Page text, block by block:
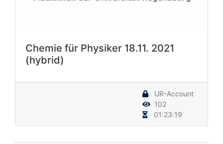
Chemie für Physiker 18.11. 2021
(hybrid)
UR-Account
102
01:23:19